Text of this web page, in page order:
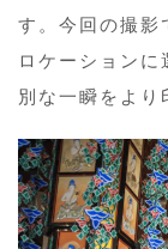
す。今回の撮影
ロケーション
別な一瞬をより